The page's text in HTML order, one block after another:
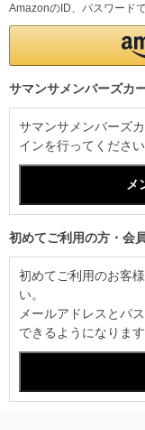
AmazonのID、パスワード
サマンサメンバーズカ
サマンサメンバーズ
インを行ってください
初めてご利用の方・会
初めてご利用のお客
い。
メールアドレスとパ
できるようになります